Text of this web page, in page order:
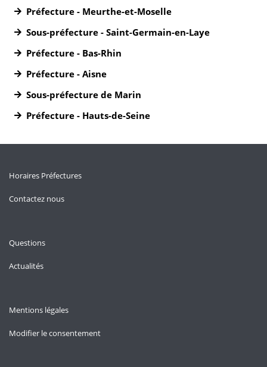
Préfecture - Meurthe-et-Moselle
Sous-préfecture - Saint-Germain-en-Laye
Préfecture - Bas-Rhin
Préfecture - Aisne
Sous-préfecture de Marin
Préfecture - Hauts-de-Seine
Horaires Préfectures
Contactez nous
Questions
Actualités
Mentions légales
Modifier le consentement